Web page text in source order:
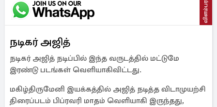
விளம்பரம்
நடிகர் அஜித்
நடிகர் அஜித் நடிப்பில் இந்த வருடத்தில் மட்டுமே
இரண்டு படங்கள் வெளியாகிவிட்டது.
மகிழ்திருமேனி இயக்கத்தில் அஜித் நடித்த விடாமுயற்சி
திரைப்படம் பிப்ரவரி மாதம் வெளியாகி இருந்தது,